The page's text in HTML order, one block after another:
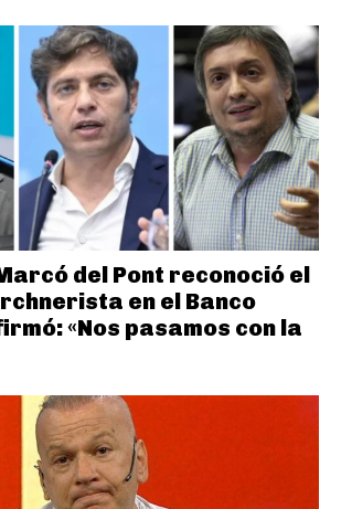
del Pont reconoció el
en el Banco
«Nos pasamos con la